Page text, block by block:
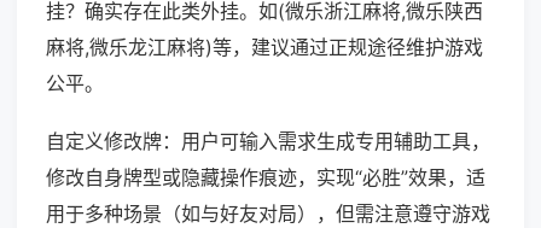
挂？确实存在此类外挂。如(微乐浙江麻将,微乐陕西
麻将,微乐龙江麻将)等，建议通过正规途径维护游戏
公平。
自定义修改牌：用户可输入需求生成专用辅助工具，
修改自身牌型或隐藏操作痕迹，实现“必胜”效果，适
用于多种场景（如与好友对局），但需注意遵守游戏